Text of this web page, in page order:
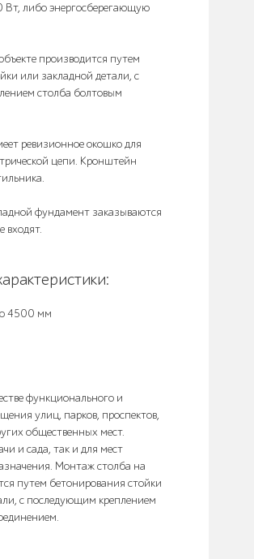
Вт, либо энергосберегающую
производится путем
или закладной детали, с
столба болтовым
ревизионное окошко для
цепи. Кронштейн
фундамент заказываются
входят.
4500 мм
функционального и
улиц, парков, проспектов,
общественных мест.
и сада, так и для мест
Монтаж столба на
путем бетонирования стойки
с последующим креплением